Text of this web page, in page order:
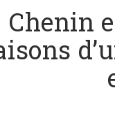
Chenin